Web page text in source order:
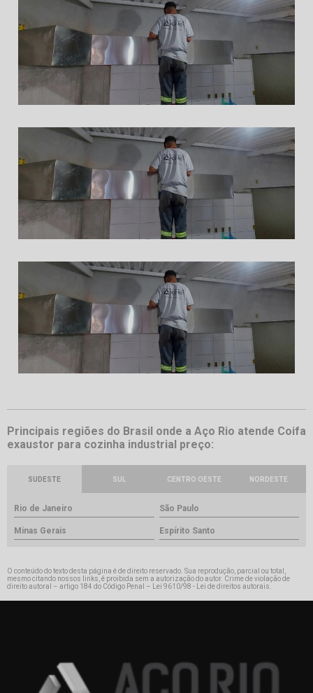
Principais regiões do Brasil onde a Aço Rio atende Coifa
exaustor para cozinha industrial preço:
SUDESTE SUL CENTRO OESTE NORDESTE
Rio de Janeiro São Paulo
Minas Gerais Espírito Santo
O conteúdo do texto desta página é de direito reservado. Sua reprodução, parcial ou total,
mesmo citando nossos links, é proibida sem a autorização do autor. Crime de violação de
direito autoral – artigo 184 do Código Penal – Lei 9610/98 - Lei de direitos autorais.